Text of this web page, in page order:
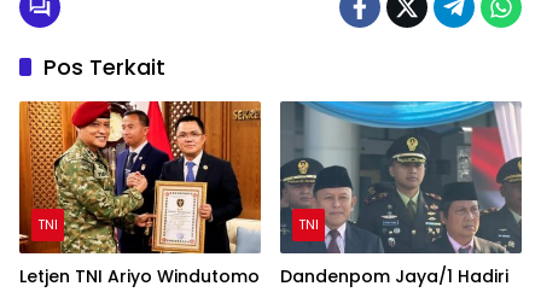
Pos Terkait
TNI
Letjen TNI Ariyo Windutomo
TNI
Dandenpom Jaya/1 Hadiri